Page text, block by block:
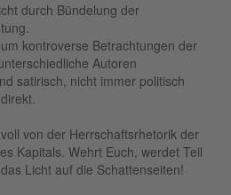
durch Bündelung der
kontroverse Betrachtungen der
Autoren
satirisch, nicht immer politisch
von der Herrschaftsrhetorik der
Kapitals. Wehrt Euch, werdet Teil
Licht auf die Schattenseiten!